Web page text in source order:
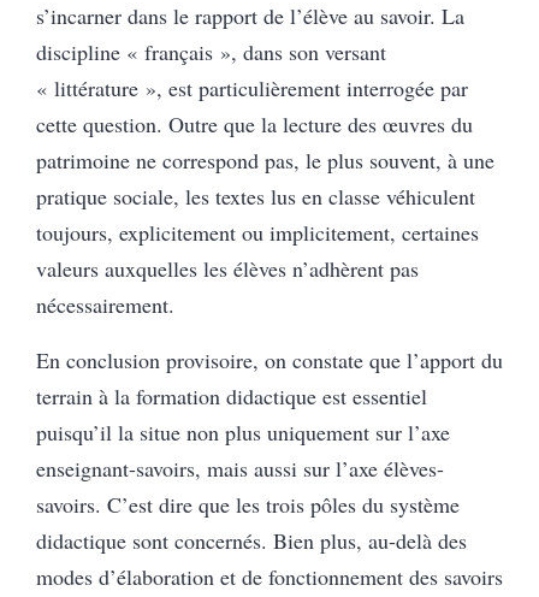
s’incarner dans le rapport de l’élève au savoir. La
discipline « français », dans son versant
« littérature », est particulièrement interrogée par
cette question. Outre que la lecture des œuvres du
patrimoine ne correspond pas, le plus souvent, à une
pratique sociale, les textes lus en classe véhiculent
toujours, explicitement ou implicitement, certaines
valeurs auxquelles les élèves n’adhèrent pas
nécessairement.
En conclusion provisoire, on constate que l’apport du
terrain à la formation didactique est essentiel
puisqu’il la situe non plus uniquement sur l’axe
enseignant-savoirs, mais aussi sur l’axe élèves-
savoirs. C’est dire que les trois pôles du système
didactique sont concernés. Bien plus, au-delà des
modes d’élaboration et de fonctionnement des savoirs